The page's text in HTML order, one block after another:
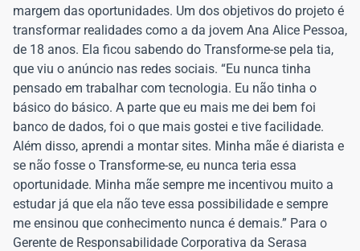
margem das oportunidades. Um dos objetivos do projeto é
transformar realidades como a da jovem Ana Alice Pessoa,
de 18 anos. Ela ficou sabendo do Transforme-se pela tia,
que viu o anúncio nas redes sociais. “Eu nunca tinha
pensado em trabalhar com tecnologia. Eu não tinha o
básico do básico. A parte que eu mais me dei bem foi
banco de dados, foi o que mais gostei e tive facilidade.
Além disso, aprendi a montar sites. Minha mãe é diarista e
se não fosse o Transforme-se, eu nunca teria essa
oportunidade. Minha mãe sempre me incentivou muito a
estudar já que ela não teve essa possibilidade e sempre
me ensinou que conhecimento nunca é demais.” Para o
Gerente de Responsabilidade Corporativa da Serasa